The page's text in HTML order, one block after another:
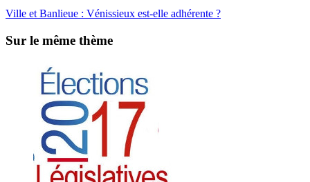
Ville et Banlieue : Vénissieux est-elle adhérente ?
Sur le même thème